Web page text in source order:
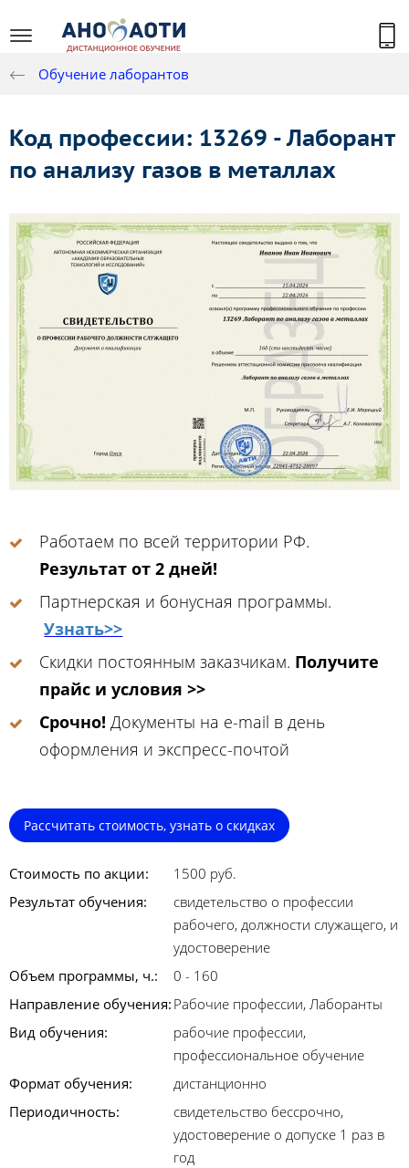
Обучение лаборантов
Код профессии: 13269 - Лаборант
по анализу газов в металлах
Работаем по всей территории РФ.
Результат от 2 дней!
Партнерская и бонусная программы.
Узнать>>
Скидки постоянным заказчикам. Получите
прайс и условия >>
Срочно! Документы на e-mail в день
оформления и экспресс-почтой
Рассчитать стоимость, узнать о скидках
Стоимость по акции:
1500 руб.
Результат обучения:
свидетельство о профессии
рабочего, должности служащего, и
удостоверение
Объем программы, ч.:
0 - 160
Направление обучения: Рабочие профессии, Лаборанты
Вид обучения:
рабочие профессии,
профессиональное обучение
Формат обучения:
дистанционно
Периодичность:
свидетельство бессрочно,
удостоверение о допуске 1 раз в
год